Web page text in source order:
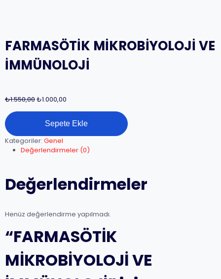
FARMASÖTİK MİKROBİYOLOJİ VE
İMMÜNOLOJİ
₺1.550,00Orijinal
₺1.000,00
₺1.000,00.
FARMASÖTİK
MİKROBİYOLOJİ
VE
İMMÜNOLOJİ
adet
Sepete Ekle
Kategoriler: Genel
Değerlendirmeler (0)
Değerlendirmeler
Henüz değerlendirme yapılmadı.
“FARMASÖTİK
MİKROBİYOLOJİ VE